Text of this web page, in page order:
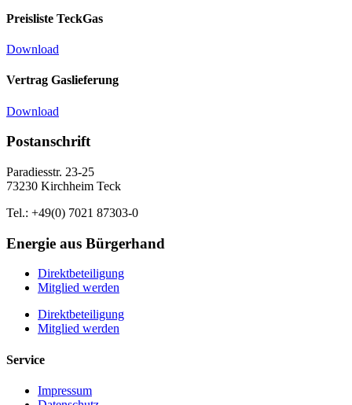
Preisliste TeckGas
Download
Vertrag Gaslieferung
Download
Postanschrift
Paradiesstr. 23-25
73230 Kirchheim Teck
Tel.: +49(0) 7021 87303-0
Energie aus Bürgerhand
Direktbeteiligung
Mitglied werden
Direktbeteiligung
Mitglied werden
Service
Impressum